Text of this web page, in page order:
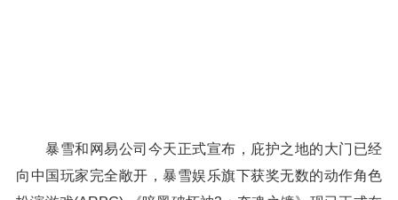
暴雪和网易公司今天正式宣布，庇护之地的大门已经
向中国玩家完全敞开，暴雪娱乐旗下获奖无数的动作角色